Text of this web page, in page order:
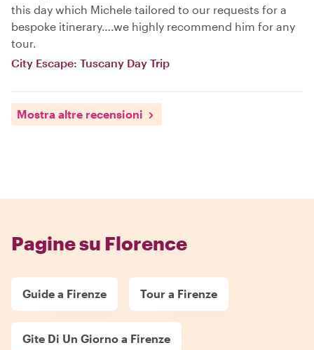
this day which Michele tailored to our requests for a
bespoke itinerary….we highly recommend him for any
tour.
City Escape: Tuscany Day Trip
Mostra altre recensioni
Pagine su Florence
Guide a Firenze Tour a Firenze
Gite Di Un Giorno a Firenze